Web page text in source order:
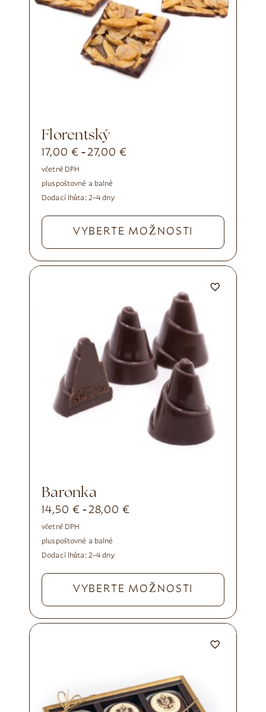
Florentský
17,00 € -27,00€
včetně DPH
pluspoštovné a balné
Dodací lhůta: 2–4 dny
VYBERTE MOŽNOSTI
Baronka
14,50 € -28,00€
včetně DPH
pluspoštovné a balné
Dodací lhůta: 2–4 dny
VYBERTE MOŽNOSTI